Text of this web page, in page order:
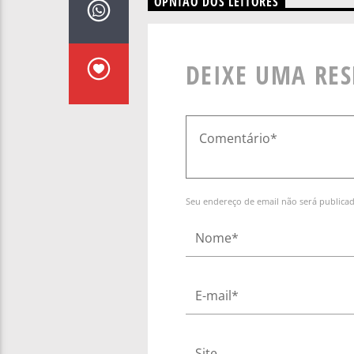
DEIXE UMA
Seu endereço de email não será